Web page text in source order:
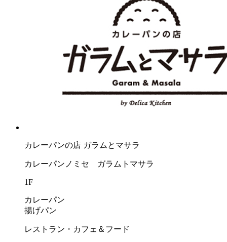
カレーパンの店 ガラムとマサラ
カレーパンノミセ ガラムトマサラ
1F
カレーパン
揚げパン
レストラン・カフェ＆フード